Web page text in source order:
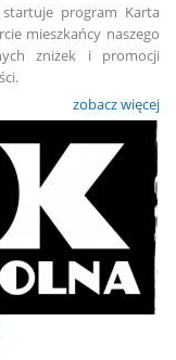
program Karta
mieszkańcy naszego
zniżek i promocji
zobacz więcej